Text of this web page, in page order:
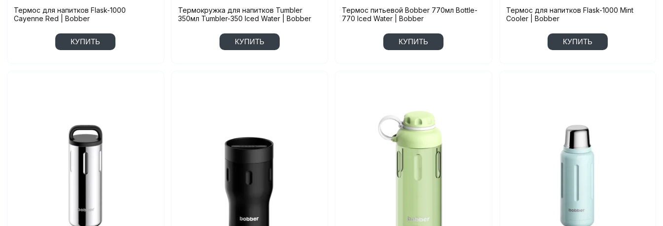
Термос для напитков Flask-1000
Cayenne Red | Bobber
КУПИТЬ
Термокружка для напитков Tumbler
350мл Tumbler-350 Iced Water | Bobber
КУПИТЬ
Термос питьевой Bobber 770мл Bottle-
770 Iced Water | Bobber
КУПИТЬ
Термос для напитков Flask-1000 Mint
Cooler | Bobber
КУПИТЬ